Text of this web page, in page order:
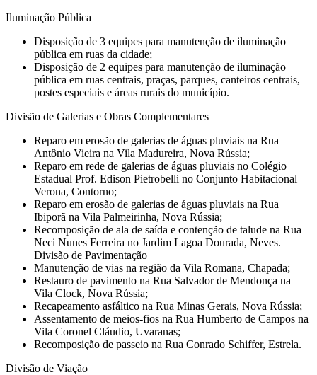
Iluminação Pública
Disposição de 3 equipes para manutenção de iluminação
pública em ruas da cidade;
Disposição de 2 equipes para manutenção de iluminação
pública em ruas centrais, praças, parques, canteiros centrais,
postes especiais e áreas rurais do município.
Divisão de Galerias e Obras Complementares
Reparo em erosão de galerias de águas pluviais na Rua
Antônio Vieira na Vila Madureira, Nova Rússia;
Reparo em rede de galerias de águas pluviais no Colégio
Estadual Prof. Edison Pietrobelli no Conjunto Habitacional
Verona, Contorno;
Reparo em erosão de galerias de águas pluviais na Rua
Ibiporã na Vila Palmeirinha, Nova Rússia;
Recomposição de ala de saída e contenção de talude na Rua
Neci Nunes Ferreira no Jardim Lagoa Dourada, Neves.
Divisão de Pavimentação
Manutenção de vias na região da Vila Romana, Chapada;
Restauro de pavimento na Rua Salvador de Mendonça na
Vila Clock, Nova Rússia;
Recapeamento asfáltico na Rua Minas Gerais, Nova Rússia;
Assentamento de meios-fios na Rua Humberto de Campos na
Vila Coronel Cláudio, Uvaranas;
Recomposição de passeio na Rua Conrado Schiffer, Estrela.
Divisão de Viação